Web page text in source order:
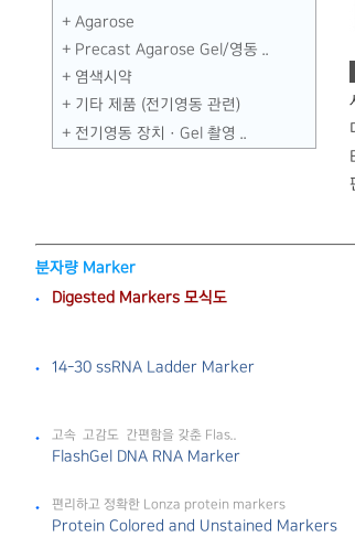
Agarose
Precast Agarose Gel／영동 ..
염색시약
기타 제품 (전기영동 관련)
전기영동 장치 · Gel 촬영 ..
분자량 Marker
Digested Markers 모식도
14-30 ssRNA Ladder Marker
고속 • 고감도 • 간편함을 갖춘 Flas..
FlashGel DNA RNA Marker
편리하고 정확한 Lonza protein markers
Protein Colored and Unstained Markers